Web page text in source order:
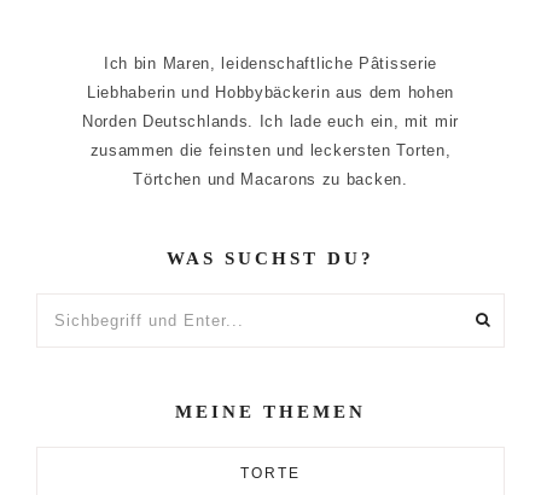
Ich bin Maren, leidenschaftliche Pâtisserie
Liebhaberin und Hobbybäckerin aus dem hohen
Norden Deutschlands. Ich lade euch ein, mit mir
zusammen die feinsten und leckersten Torten,
Törtchen und Macarons zu backen.
WAS SUCHST DU?
MEINE THEMEN
TORTE